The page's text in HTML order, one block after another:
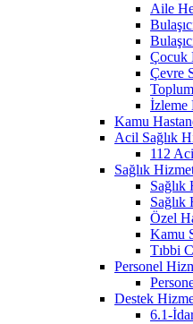
Aile
Çocuk
Çevre
İzleme
Kamu
Acil Sağlık
112
Sağlık
Özel
Kamu
Tıbbi
Personel
Destek
6.1-